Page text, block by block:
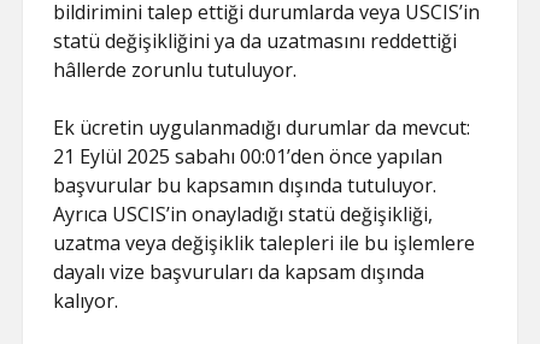
bildirimini talep ettiği durumlarda veya USCIS’in
statü değişikliğini ya da uzatmasını reddettiği
hâllerde zorunlu tutuluyor.
Ek ücretin uygulanmadığı durumlar da mevcut:
21 Eylül 2025 sabahı 00:01’den önce yapılan
başvurular bu kapsamın dışında tutuluyor.
Ayrıca USCIS’in onayladığı statü değişikliği,
uzatma veya değişiklik talepleri ile bu işlemlere
dayalı vize başvuruları da kapsam dışında
kalıyor.